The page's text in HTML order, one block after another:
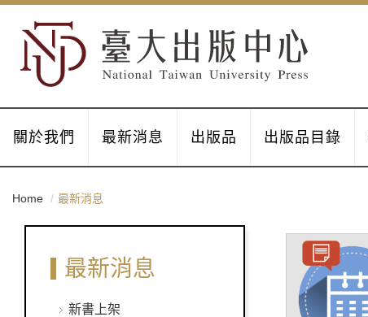
關於我們 最新消息 出版品 出版品目錄
Home 最新消息
最新消息
新書上架